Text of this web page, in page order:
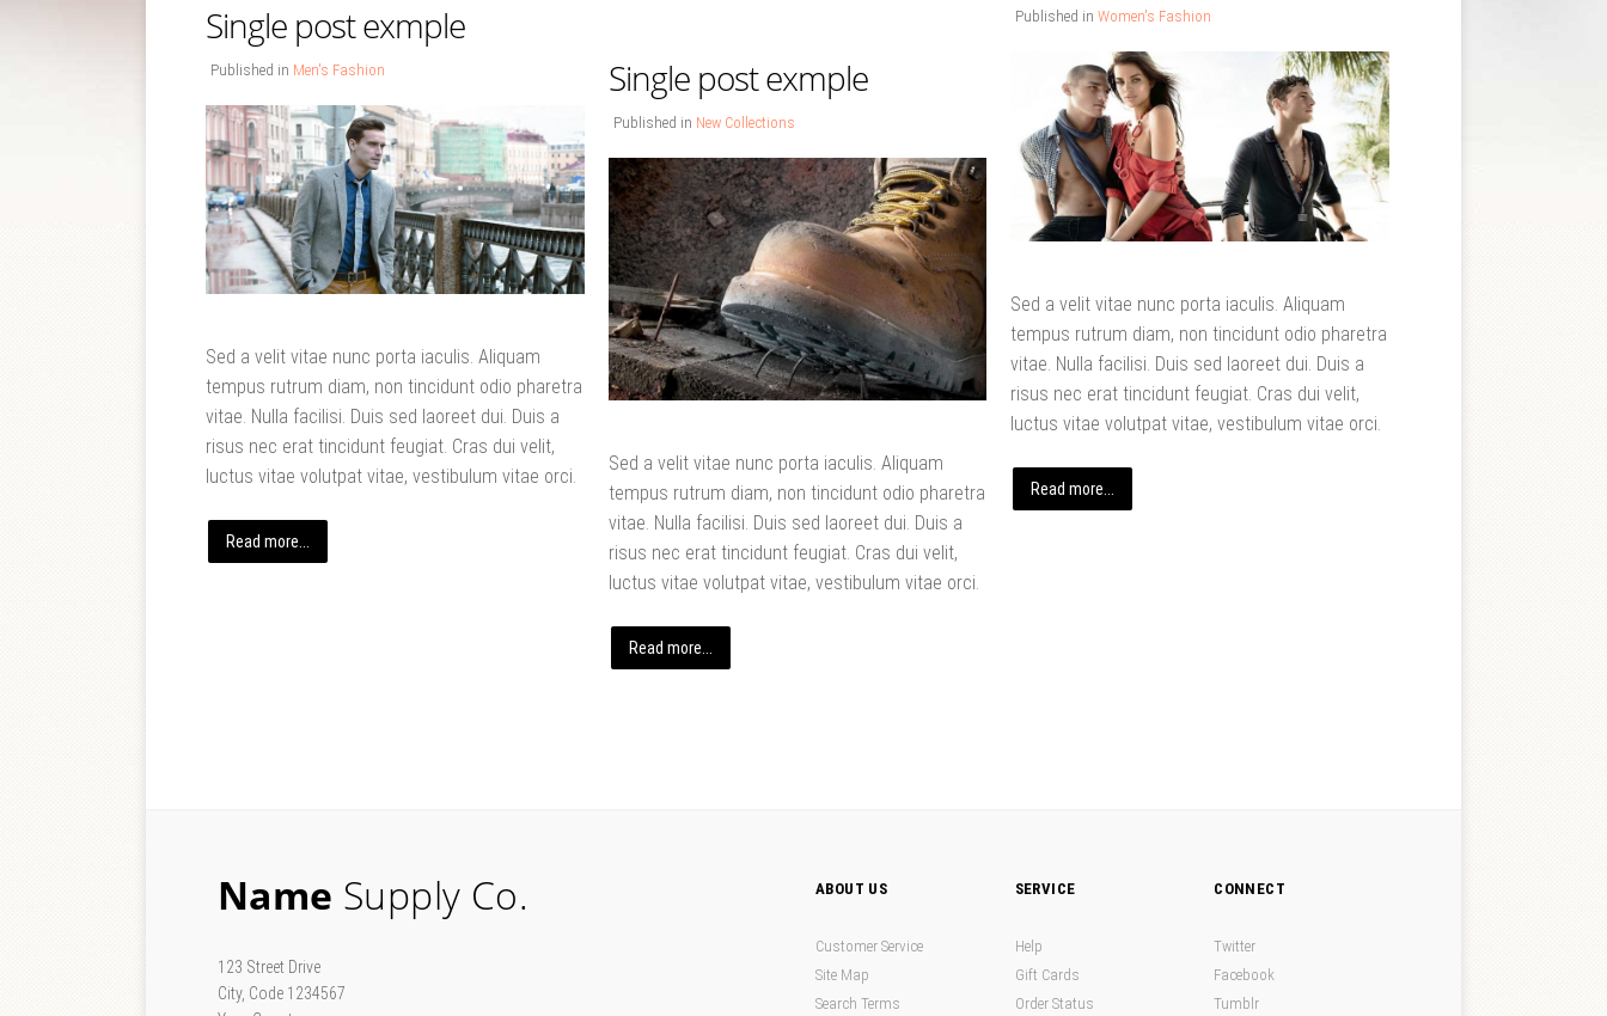
Single post exmple
Published in Men's Fashion
Sed a velit vitae nunc porta iaculis. Aliquam
tempus rutrum diam, non tincidunt odio pharetra
vitae. Nulla facilisi. Duis sed laoreet dui. Duis a
risus nec erat tincidunt feugiat. Cras dui velit,
luctus vitae volutpat vitae, vestibulum vitae orci.
Read more...
Single post exmple
Published in New Collections
Sed a velit vitae nunc porta iaculis. Aliquam
tempus rutrum diam, non tincidunt odio pharetra
vitae. Nulla facilisi. Duis sed laoreet dui. Duis a
risus nec erat tincidunt feugiat. Cras dui velit,
luctus vitae volutpat vitae, vestibulum vitae orci.
Read more...
Published in Women's Fashion
Sed a velit vitae nunc porta iaculis. Aliquam
tempus rutrum diam, non tincidunt odio pharetra
vitae. Nulla facilisi. Duis sed laoreet dui. Duis a
risus nec erat tincidunt feugiat. Cras dui velit,
luctus vitae volutpat vitae, vestibulum vitae orci.
Read more...
Name Supply Co.
123 Street Drive
City, Code 1234567
ABOUT US
Customer Service
Site Map
Search Terms
SERVICE
Help
Gift Cards
Order Status
CONNECT
Twitter
Facebook
Tumblr